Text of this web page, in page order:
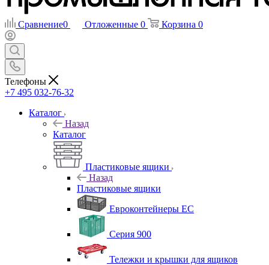
Сравнение0 Отложенные 0 Корзина 0
Телефоны
+7 495 032-76-32
Каталог
Назад
Каталог
Пластиковые ящики
Назад
Пластиковые ящики
Евроконтейнеры ЕС
Серия 900
Тележки и крышки для ящиков